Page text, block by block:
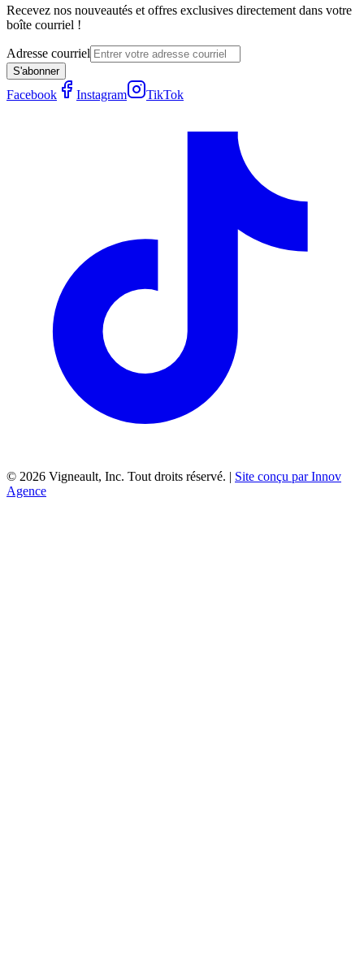
Recevez nos nouveautés et offres exclusives directement dans votre
boîte courriel !
Adresse courriel
S'abonner
Facebook Instagram TikTok
© 2026 Vigneault, Inc. Tout droits réservé. | Site conçu par Innov
Agence